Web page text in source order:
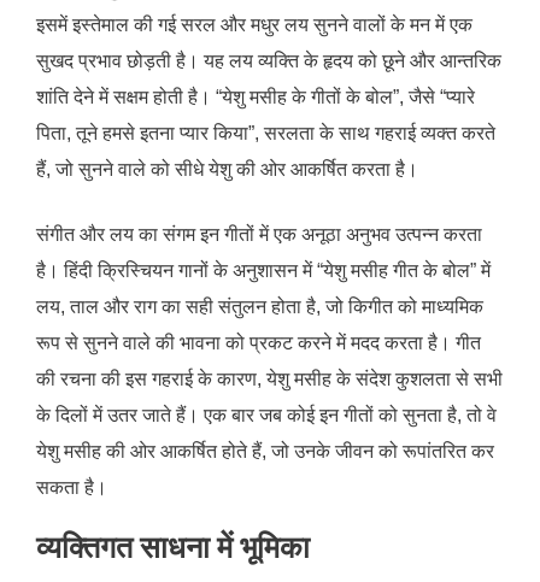
इसमें इस्तेमाल की गई सरल और मधुर लय सुनने वालों के मन में एक
सुखद प्रभाव छोड़ती है। यह लय व्यक्ति के हृदय को छूने और आन्तरिक
शांति देने में सक्षम होती है। “येशु मसीह के गीतों के बोल”, जैसे “प्यारे
पिता, तूने हमसे इतना प्यार किया”, सरलता के साथ गहराई व्यक्त करते
हैं, जो सुनने वाले को सीधे येशु की ओर आकर्षित करता है।
संगीत और लय का संगम इन गीतों में एक अनूठा अनुभव उत्पन्न करता
है। हिंदी क्रिस्चियन गानों के अनुशासन में “येशु मसीह गीत के बोल” में
लय, ताल और राग का सही संतुलन होता है, जो किगीत को माध्यमिक
रूप से सुनने वाले की भावना को प्रकट करने में मदद करता है। गीत
की रचना की इस गहराई के कारण, येशु मसीह के संदेश कुशलता से सभी
के दिलों में उतर जाते हैं। एक बार जब कोई इन गीतों को सुनता है, तो वे
येशु मसीह की ओर आकर्षित होते हैं, जो उनके जीवन को रूपांतरित कर
सकता है।
व्यक्तिगत साधना में भूमिका